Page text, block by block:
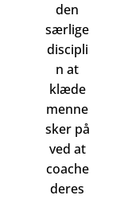
den
særlige
discipli
n at
klæde
menne
sker på
ved at
coache
deres